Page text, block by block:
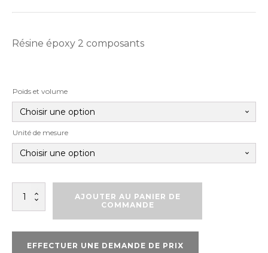
Résine époxy 2 composants
Poids et volume
Unité de mesure
quantité
AJOUTER AU PANIER DE
COMMANDE
EFFECTUER UNE DEMANDE DE PRIX